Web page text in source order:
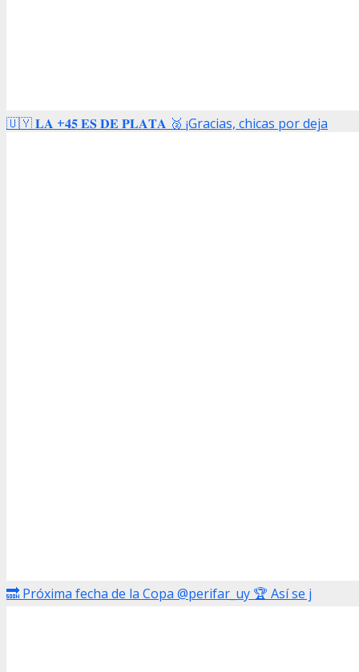
🇺🇾 𝐋𝐀 +𝟒𝟓 𝐄𝐒 𝐃𝐄 𝐏𝐋𝐀𝐓𝐀 🥈 ¡Gracias, chicas por deja
🔜 Próxima fecha de la Copa @perifar_uy 🏆 Así se j